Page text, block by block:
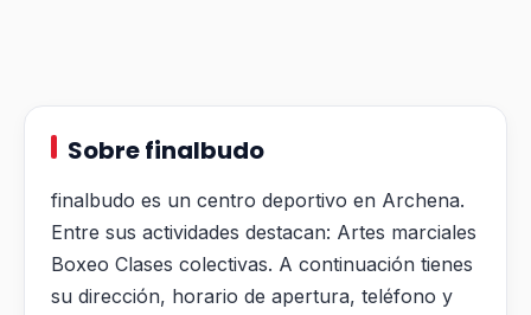
Sobre finalbudo
finalbudo es un centro deportivo en Archena.
Entre sus actividades destacan: Artes marciales
Boxeo Clases colectivas. A continuación tienes
su dirección, horario de apertura, teléfono y